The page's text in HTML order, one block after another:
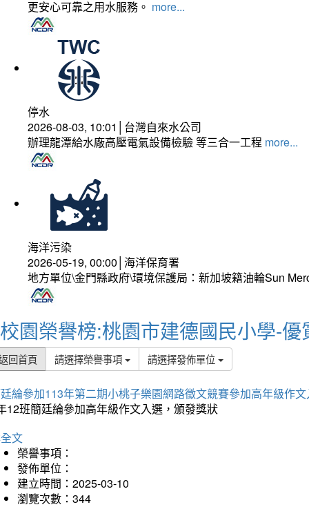
更安心可靠之用水服務。 more...
停水
2026-08-03, 10:01│台灣自來水公司
辦理龍潭給水廠高壓電氣設備檢驗 等三合一工程 more...
海洋污染
2026-05-19, 00:00│海洋保育署
地方單位\金門縣政府\環境保護局：新加坡籍油輪Sun
校園榮譽榜:桃園市建德國民小學-優
回首頁 請選擇榮譽事項 請選擇發佈單位
綸參加113年第二期小桃子樂園網路徵文競賽參加高年級作
12班簡廷綸參加高年級作文入選，頒發獎狀
文
榮譽事項：
發佈單位：
建立時間：2025-03-10
瀏覽次數：344